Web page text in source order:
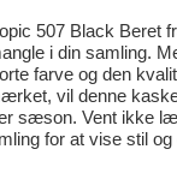
507 Black Beret
i din samling.
farve og den
vil denne
sæson. Vent ikke
for at vise stil